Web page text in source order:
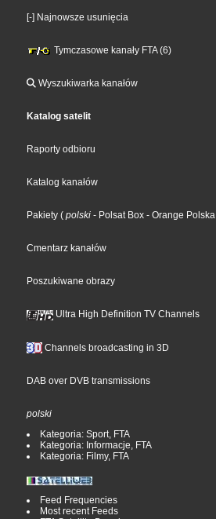
[-] Najnowsze usunięcia
Tymczasowe kanały FTA (6)
Wyszukiwarka kanałów
Katalog satelit
Raporty odbioru
Katalog kanałów
Pakiety ( polski - Polsat Box - Orange Polska
Cmentarz kanałów
Poszukiwane obrazy
Ultra High Definition TV Channels
Channels broadcasting in 3D
DAB over DVB transmissions
polski
Kategoria: Sport, FTA
Kategoria: Informacje, FTA
Kategoria: Filmy, FTA
Feed Frequencies
Most recent Feeds